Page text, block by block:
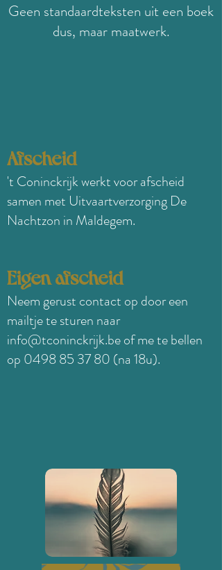
Geen standaardteksten uit een boek
dus, maar maatwerk.
Afscheid
't Coninckrijk werkt voor afscheid
samen met Uitvaartverzorging De
Nachtzon in Maldegem.
Eigen afscheid
Neem gerust contact op door een
mailtje te sturen naar
info@tconinckrijk.beof me te bellen
op 0498 85 37 80 (na 18u).